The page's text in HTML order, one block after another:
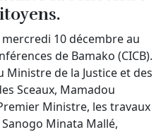
mercredi 10 décembre au
de Bamako (CICB).
Ministre de la Justice et des
Sceaux, Mamadou
Ministre, les travaux
Minata Mallé,